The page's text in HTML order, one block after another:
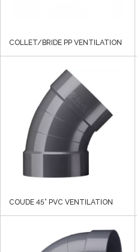
COLLET/BRIDE PP VENTILATION
COUDE 45° PVC VENTILATION